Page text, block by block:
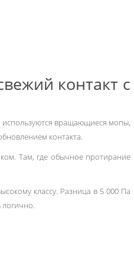
контакт с
используются вращающиеся мопы,
контакта.
Там, где обычное протирание
классу. Разница в 5 000 Па